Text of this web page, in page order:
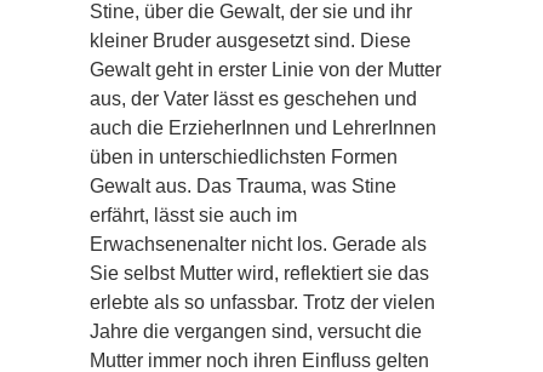
Stine, über die Gewalt, der sie und ihr
kleiner Bruder ausgesetzt sind. Diese
Gewalt geht in erster Linie von der Mutter
aus, der Vater lässt es geschehen und
auch die ErzieherInnen und LehrerInnen
üben in unterschiedlichsten Formen
Gewalt aus. Das Trauma, was Stine
erfährt, lässt sie auch im
Erwachsenenalter nicht los. Gerade als
Sie selbst Mutter wird, reflektiert sie das
erlebte als so unfassbar. Trotz der vielen
Jahre die vergangen sind, versucht die
Mutter immer noch ihren Einfluss gelten